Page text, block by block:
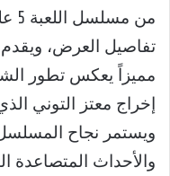
تفاصيل العرض، ويقدم
مميزاً يعكس تطور
إخراج معتز التوني
ويستمر نجاح
والأحداث المتصاعدة